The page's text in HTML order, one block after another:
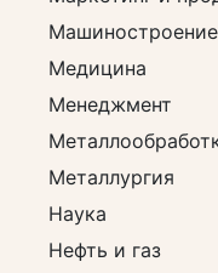
Машиностроение
Медицина
Менеджмент
Металлургия
Наука
Нефть и газ